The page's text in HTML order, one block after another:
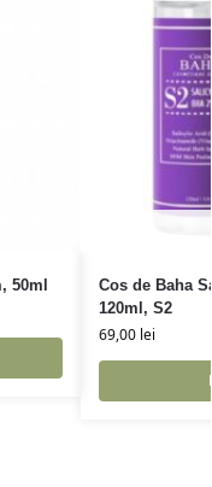
50ml
Cos de Baha
120ml, S2
69,00 lei